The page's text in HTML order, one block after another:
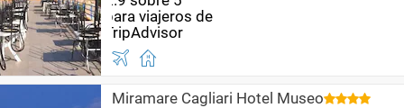
Miramare Cagliari Hotel Museo